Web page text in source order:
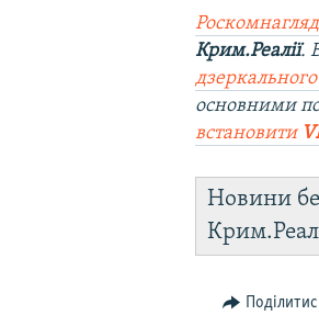
Крим.Реалії.
основними
встановити
Новини